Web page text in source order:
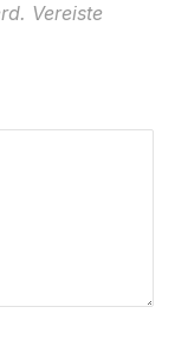
Vereiste